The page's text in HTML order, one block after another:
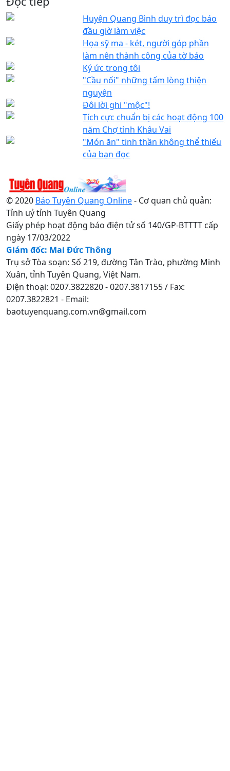
Huyện Quang Bình duy trì đọc báo
đầu giờ làm việc
Họa sỹ ma - két, người góp phần
làm nên thành công của tờ báo
Ký ức trong tôi
"Cầu nối" những tấm lòng thiện
nguyện
Đôi lời ghi "mộc"!
Tích cực chuẩn bị các hoạt động 100
năm Chợ tình Khâu Vai
"Món ăn" tinh thần không thể thiếu
của bạn đọc
© 2020 Báo Tuyên Quang Online- Cơ quan chủ quản:
Tỉnh uỷ tỉnh Tuyên Quang
Giấy phép hoạt động báo điện tử số 140/GP-BTTTT cấp
ngày 17/03/2022
Giám đốc: Mai Đức Thông
Trụ sở Tòa soạn: Số 219, đường Tân Trào, phường Minh
Xuân, tỉnh Tuyên Quang, Việt Nam.
Điện thoại: 0207.3822820 - 0207.3817155 / Fax:
0207.3822821 - Email:
baotuyenquang.com.vn@gmail.com